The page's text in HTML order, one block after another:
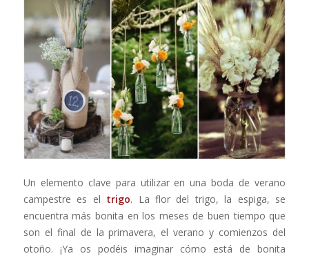
Un elemento clave para utilizar en una boda de verano
campestre es el trigo. La flor del trigo, la espiga, se
encuentra más bonita en los meses de buen tiempo que
son el final de la primavera, el verano y comienzos del
otoño. ¡Ya os podéis imaginar cómo está de bonita